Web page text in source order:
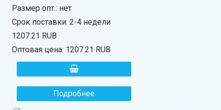
Размер опт.: нет
Срок поставки: 2-4 недели
1207.21 RUB
Оптовая цена: 1207.21 RUB
Подробнее